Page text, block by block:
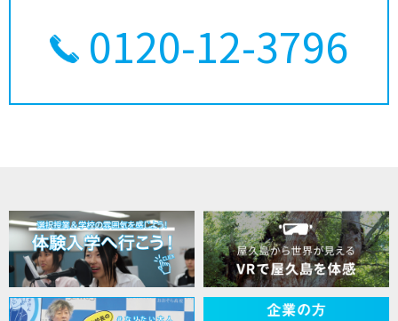
0120-12-3796